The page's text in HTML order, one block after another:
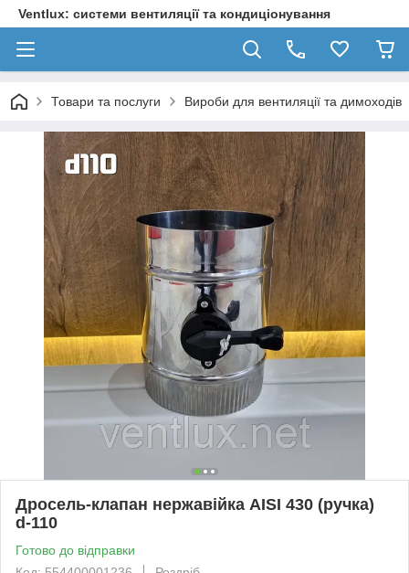
Ventlux: системи вентиляції та кондиціонування
Товари та послуги Вироби для вентиляції та димоходів
Дросель-клапан нержавійка AISI 430 (ручка)
d-110
Готово до відправки